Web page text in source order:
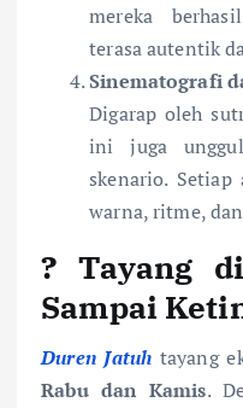
mereka
terasa autentik
Sinematografi
Digarap oleh
ini juga
skenario. Setiap
warna, ritme,
?Tayang
Sampai
Duren Jatuh tayang
Rabu dan Kamis.